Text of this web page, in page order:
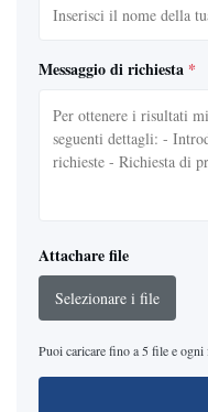
Messaggio di richiesta *
Attachare file
Selezionare i file
Puoi caricare fino a 5 file e